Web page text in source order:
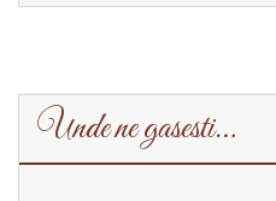
Unde ne gasesti…